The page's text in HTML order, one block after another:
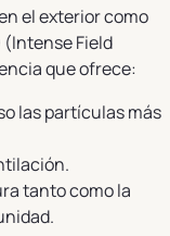
el exterior como
(Intense Field
que ofrece:
las partículas más
tanto como la